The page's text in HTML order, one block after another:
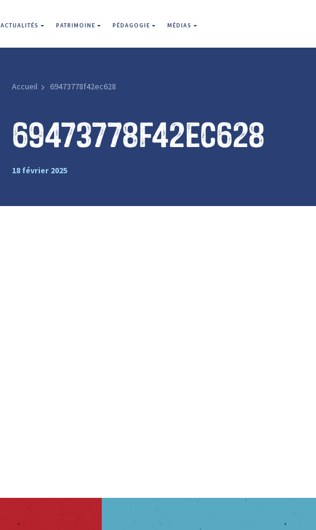
ACTUALITÉS PATRIMOINE PÉDAGOGIE MÉDIAS
Accueil 69473778f42ec628
69473778f42ec628
18 février 2025